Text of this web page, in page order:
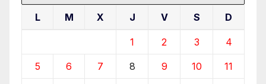
L M X J V S D
1 2 3 4
5 6 7 8 9 10 11